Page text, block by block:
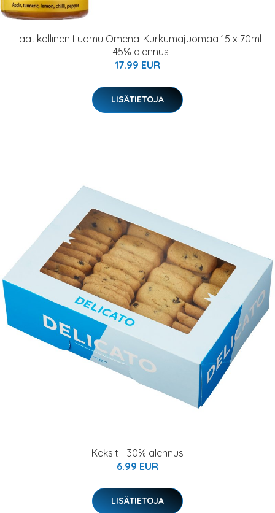
Laatikollinen Luomu Omena-Kurkumajuomaa 15 x 70ml
- 45% alennus
17.99 EUR
LISÄTIETOJA
Keksit - 30% alennus
6.99 EUR
LISÄTIETOJA